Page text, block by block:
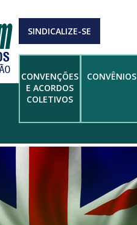
SINDICALIZE-SE
CONVENÇÕES
E ACORDOS
COLETIVOS
CONVÊNIOS